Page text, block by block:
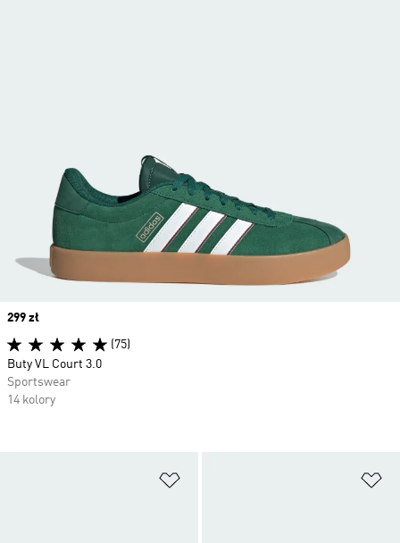
Price
299 zł
(75)
Buty VL Court 3.0
Sportswear
14 kolory